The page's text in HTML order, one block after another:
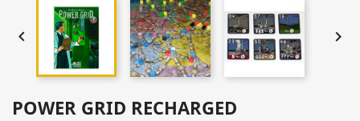
 
POWER GRID RECHARGED